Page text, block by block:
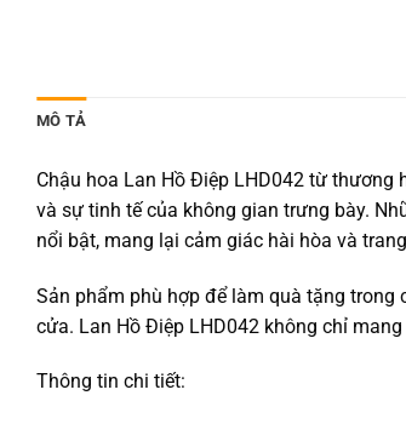
MÔ TẢ
Chậu hoa Lan Hồ Điệp LHD042 từ thương
và sự tinh tế của không gian trưng bày.
nổi bật, mang lại cảm giác hài hòa và
Sản phẩm phù hợp để làm quà tặng trong
cửa. Lan Hồ Điệp LHD042 không chỉ
Thông tin chi tiết: